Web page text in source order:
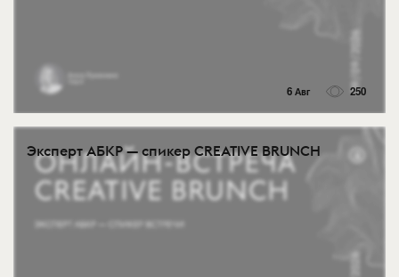
6 Авг 250
Эксперт АБКР — спикер CREATIVE BRUNCH